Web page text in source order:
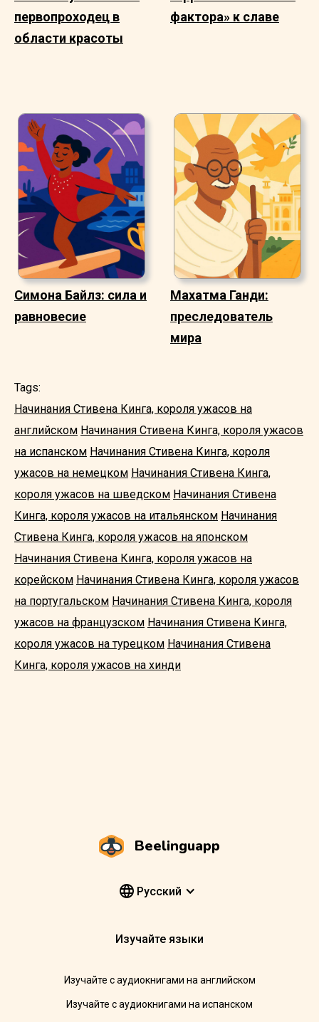
первопроходец в
области красоты
фактора» к славе
Симона Байлз: сила и
равновесие
Махатма Ганди:
преследователь
мира
Tags:
Начинания Стивена Кинга, короля ужасов на
английском Начинания Стивена Кинга, короля ужасов
на испанском Начинания Стивена Кинга, короля
ужасов на немецком Начинания Стивена Кинга,
короля ужасов на шведском Начинания Стивена
Кинга, короля ужасов на итальянском Начинания
Стивена Кинга, короля ужасов на японском
Начинания Стивена Кинга, короля ужасов на
корейском Начинания Стивена Кинга, короля ужасов
на португальском Начинания Стивена Кинга, короля
ужасов на французском Начинания Стивена Кинга,
короля ужасов на турецком Начинания Стивена
Кинга, короля ужасов на хинди
Beelinguapp
Pусский
Изучайте языки
Изучайте с аудиокнигами на английском
Изучайте с аудиокнигами на испанском